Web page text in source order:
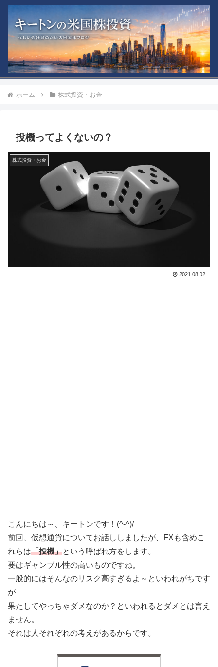
ホーム 株式投資・お金
投機ってよくないの？
株式投資・お金
2021.08.02
こんにちは～、キートンです！(^-^)/
前回、仮想通貨についてお話ししましたが、FXも含めこ
れらは「投機」という呼ばれ方をします。
要はギャンブル性の高いものですね。
一般的にはそんなのリスク高すぎるよ～といわれがちです
が
果たしてやっちゃダメなのか？といわれるとダメとは言え
ません。
それは人それぞれの考えがあるからです。